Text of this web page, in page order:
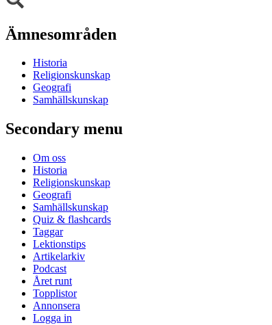
Ämnesområden
Historia
Religionskunskap
Geografi
Samhällskunskap
Secondary menu
Om oss
Historia
Religionskunskap
Geografi
Samhällskunskap
Quiz & flashcards
Taggar
Lektionstips
Artikelarkiv
Podcast
Året runt
Topplistor
Annonsera
Logga in